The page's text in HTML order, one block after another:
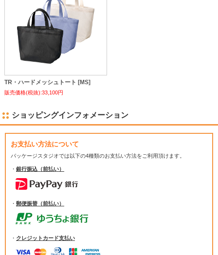
TR・ハードメッシュトート [MS]
販売価格(税抜):33,100円
ショッピングインフォメーション
お支払い方法について
パッケージスタジオでは以下の4種類のお支払い方法をご利用頂けます。
・ 銀行振込（前払い）
・ 郵便振替（前払い）
・ クレジットカード支払い